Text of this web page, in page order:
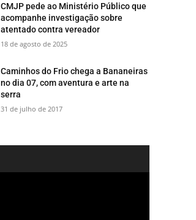
CMJP pede ao Ministério Público que
acompanhe investigação sobre
atentado contra vereador
18 de agosto de 2025
​Caminhos do Frio chega a Bananeiras
no dia 07, com aventura e arte na
serra
31 de julho de 2017